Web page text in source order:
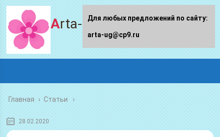
Arta-ug.ru
Главная › Статьи
28.02.2020
Для любых предложений по сайту:
arta-ug@cp9.ru